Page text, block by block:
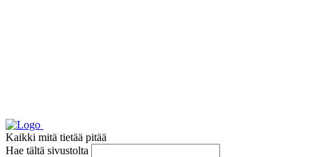
Kaikki mitä tietää pitää
Hae tältä sivustolta